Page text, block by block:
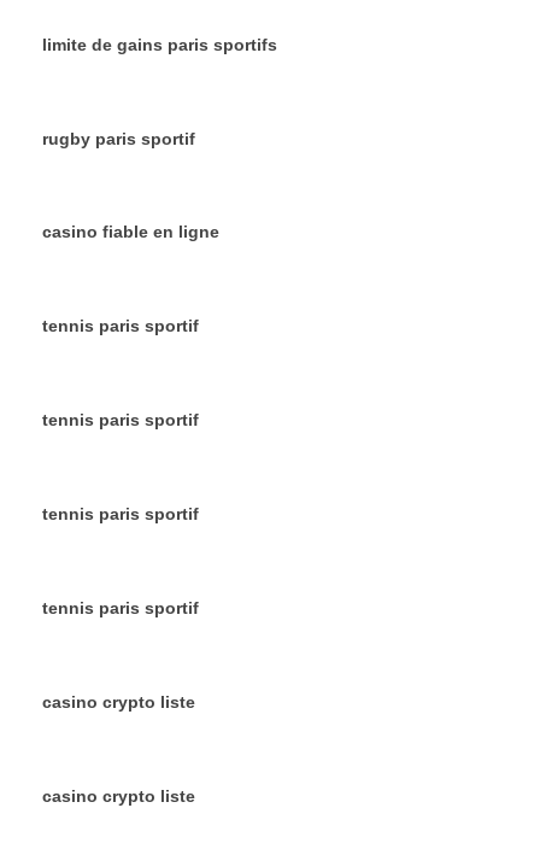
limite de gains paris sportifs
rugby paris sportif
casino fiable en ligne
tennis paris sportif
tennis paris sportif
tennis paris sportif
tennis paris sportif
casino crypto liste
casino crypto liste